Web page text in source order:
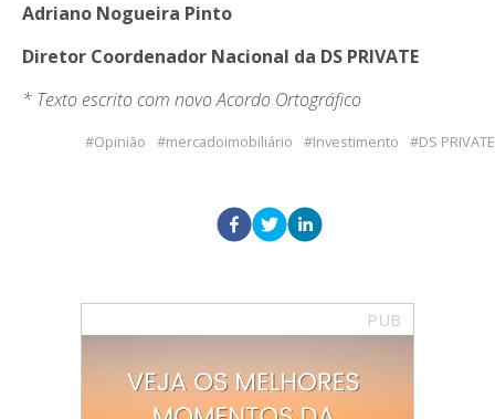
Adriano Nogueira Pinto
Diretor Coordenador Nacional da DS PRIVATE
* Texto escrito com novo Acordo Ortográfico
Opinião mercadoimobiliário Investimento DS PRIVATE
PUB